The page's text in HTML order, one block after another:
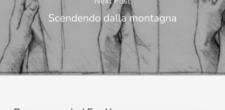
Scendendo dalla montagna